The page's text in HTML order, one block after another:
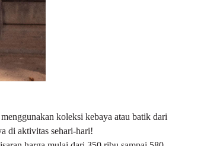
koleksi kebaya atau batik dari
di aktivitas sehari-hari!